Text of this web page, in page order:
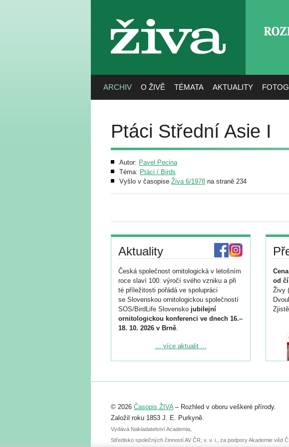
živa
ARCHIV O ŽIVĚ TÉMATA AKTUALITY
Ptáci Střední Asie I
Autor: Pavel Pecina
Téma: Ptáci / Birds
Vyšlo v časopise Živa 6/1978 na straně 234
Aktuality
Česká společnost ornitologická v letošním
roce slaví 100. výročí svého vzniku a při
té příležitosti pořádá ve spolupráci
se Slovenskou ornitologickou společností
SOS/BirdLife Slovensko jubilejní
ornitologickou konferenci ve dnech 16.–
18. 10. 2026 v Brně.
Podrobnější informace ke konferenci
Registrovat se můžete do 6. září.
abstraktu přihlášené přednášky nebo
posteru je už 30. června.
... více aktualit ...
od
Živy
© 2026 Časopis ŽIVA– Rozhled v oboru veškeré přírody.
Založil roku 1853 J. E. Purkyně.
Vydává Nakladatelství Academia,
Středisko společných činností AV ČR, v. v. i., za podpory Akademie věd